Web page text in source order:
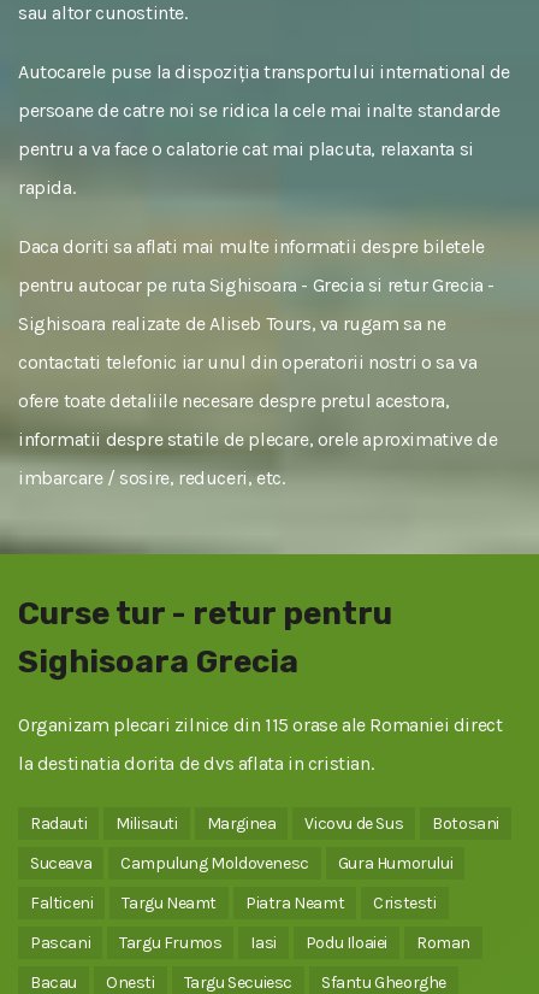
sau altor cunostinte.
Autocarele puse la dispoziția transportului international de
persoane de catre noi se ridica la cele mai inalte standarde
pentru a va face o calatorie cat mai placuta, relaxanta si
rapida.
Daca doriti sa aflati mai multe informatii despre biletele
pentru autocar pe ruta Sighisoara - Grecia si retur Grecia -
Sighisoara realizate de Aliseb Tours, va rugam sa ne
contactati telefonic iar unul din operatorii nostri o sa va
ofere toate detaliile necesare despre pretul acestora,
informatii despre statile de plecare, orele aproximative de
imbarcare / sosire, reduceri, etc.
Curse tur - retur pentru
Sighisoara Grecia
Organizam plecari zilnice din 115 orase ale Romaniei direct
la destinatia dorita de dvs aflata in cristian.
Radauti Milisauti Marginea Vicovu de Sus
Botosani
Suceava
Campulung Moldovenesc
Gura Humorului
Falticeni
Targu Neamt Piatra Neamt
Cristesti
Pascani
Targu Frumos Iasi Podu Iloaiei
Roman
Bacau
Onesti Targu Secuiesc
Sfantu Gheorghe